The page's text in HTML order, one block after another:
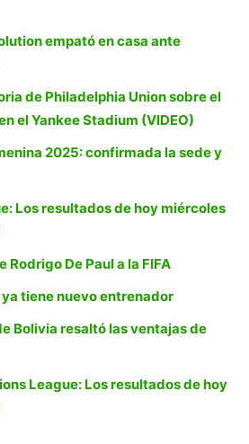
empató en casa ante
de Philadelphia Union sobre el
el Yankee Stadium (VIDEO)
2025: confirmada la sede y
Los resultados de hoy miércoles
De Paul a la FIFA
tiene nuevo entrenador
Bolivia resaltó las ventajas de
League: Los resultados de hoy